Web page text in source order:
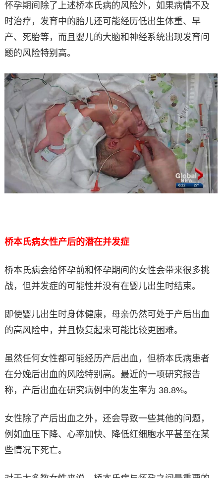
怀孕期间除了上述桥本氏病的风险外，如果病情不及
时治疗，发育中的胎儿还可能经历低出生体重、早
产、死胎等，而且婴儿的大脑和神经系统出现发育问
题的风险特别高。
桥本氏病女性产后的潜在并发症
桥本氏病会给怀孕前和怀孕期间的女性会带来很多挑
战，但并发症的可能性并没有在婴儿出生时结束。
即使婴儿出生时身体健康，母亲仍然可处于产后出血
的高风险中，并且恢复起来可能比较更困难。
虽然任何女性都可能经历产后出血，但桥本氏病患者
在分娩后出血的风险特别高。最近的一项研究报告
称，产后出血在研究病例中的发生率为 38.8%。
女性除了产后出血之外，还会导致一些其他的问题，
例如血压下降、心率加快、降低红细胞水平甚至在某
些情况下死亡。